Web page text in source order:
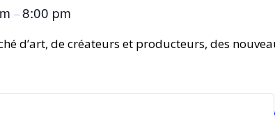
–8:00 pm
d’art, de créateurs et producteurs, des